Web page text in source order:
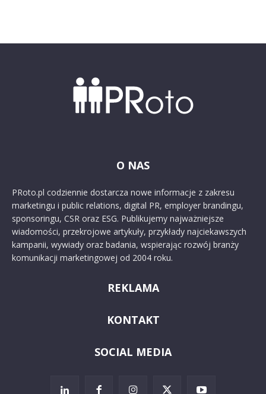
O NAS
PRoto.pl codziennie dostarcza nowe informacje z zakresu
marketingu i public relations, digital PR, employer brandingu,
sponsoringu, CSR oraz ESG. Publikujemy najważniejsze
wiadomości, przekrojowe artykuły, przykłady najciekawszych
kampanii, wywiady oraz badania, wspierając rozwój branży
komunikacji marketingowej od 2004 roku.
REKLAMA
KONTAKT
SOCIAL MEDIA